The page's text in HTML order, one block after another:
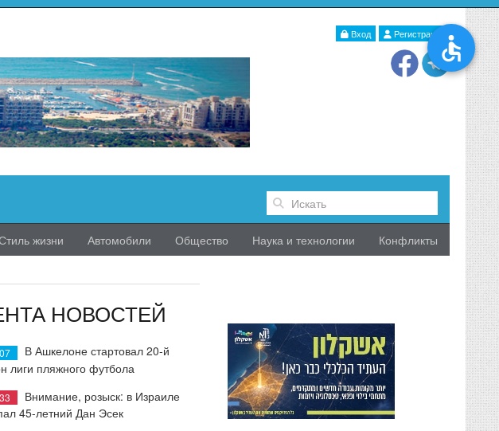
Вход Регистрация
жизни Автомобили Общество Наука и технологии Конфликты
НОВОСТЕЙ
В Ашкелоне стартовал 20-й
лиги пляжного футбола
Внимание, розыск: в Израиле
45-летний Дан Эсек